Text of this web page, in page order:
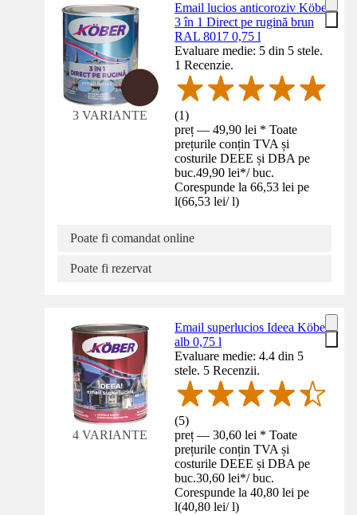
3 VARIANTE
Email lucios anticoroziv Köber
3 în 1 Direct pe rugină brun
RAL 8017 0,75 l
Evaluare medie: 5 din 5 stele.
1 Recenzie.
(1)
preț — 49,90 lei * Toate
prețurile conțin TVA și
costurile DEEE și DBA pe
buc.49,90 lei*/ buc.
Corespunde la 66,53 lei pe
l(66,53 lei/ l)
Poate fi comandat online
Poate fi rezervat
4 VARIANTE
Email superlucios Ideea Köber
alb 0,75 l
Evaluare medie: 4.4 din 5
stele. 5 Recenzii.
(5)
preț — 30,60 lei * Toate
prețurile conțin TVA și
costurile DEEE și DBA pe
buc.30,60 lei*/ buc.
Corespunde la 40,80 lei pe
l(40,80 lei/ l)